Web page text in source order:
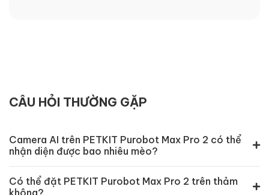
CÂU HỎI THƯỜNG GẶP
Camera AI trên PETKIT Purobot Max Pro 2 có thể
nhận diện được bao nhiêu mèo?
Có thể đặt PETKIT Purobot Max Pro 2 trên thảm
không?